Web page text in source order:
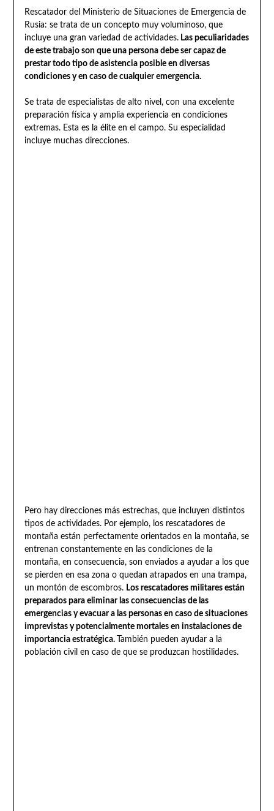
Rescatador del Ministerio de Situaciones de Emergencia de
Rusia: se trata de un concepto muy voluminoso, que
incluye una gran variedad de actividades.Las peculiaridades
de este trabajo son que una persona debe ser capaz de
prestar todo tipo de asistencia posible en diversas
condiciones y en caso de cualquier emergencia.
Se trata de especialistas de alto nivel, con una excelente
preparación física y amplia experiencia en condiciones
extremas. Esta es la élite en el campo. Su especialidad
incluye muchas direcciones.
Pero hay direcciones más estrechas, que incluyen distintos
tipos de actividades. Por ejemplo, los rescatadores de
montaña están perfectamente orientados en la montaña, se
entrenan constantemente en las condiciones de la
montaña, en consecuencia, son enviados a ayudar a los que
se pierden en esa zona o quedan atrapados en una trampa,
un montón de escombros. Los rescatadores militares están
preparados para eliminar las consecuencias de las
emergencias y evacuar a las personas en caso de situaciones
imprevistas y potencialmente mortales en instalaciones de
importancia estratégica.
También pueden ayudar a la
población civil en caso de que se produzcan hostilidades.